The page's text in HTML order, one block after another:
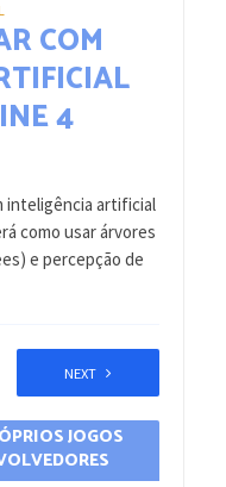
COM
4
inteligência artificial
como usar árvores
e percepção de
NEXT
JOGOS